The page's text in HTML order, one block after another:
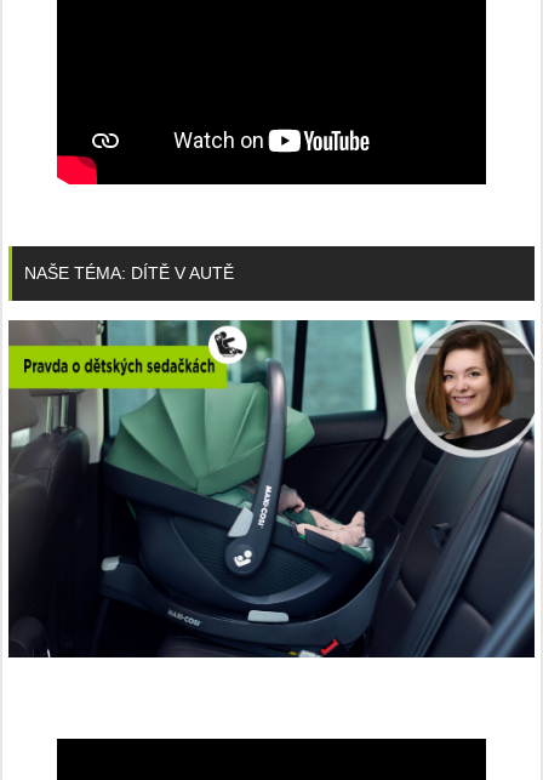
NAŠE TÉMA: DÍTĚ V AUTĚ